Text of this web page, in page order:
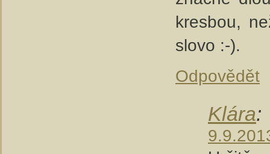
kresbou,
slovo :-).
Odpovědět
Klára: